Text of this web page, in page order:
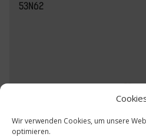
Wir verwenden Cookies, um unsere
optimieren.
53N62